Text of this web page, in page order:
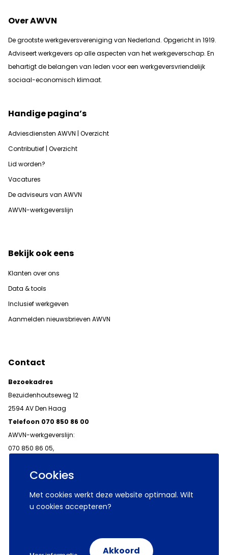
Cookies
Met cookies werkt deze website optimaal. Wilt
u cookies accepteren?
Akkoord
Over AWVN
De grootste werkgeversvereniging van Nederland. Opgericht in 1919.
Adviseert werkgevers op alle aspecten van het werkgeverschap. En
behartigt de belangen van leden voor een werkgeversvriendelijk
sociaal-economisch klimaat.
Handige pagina’s
Adviesdiensten AWVN | Overzicht
Contributief | Overzicht
Lid worden?
Vacatures
De adviseurs van AWVN
AWVN-werkgeverslijn
Bekijk ook eens
Klanten over ons
Data & tools
Inclusief werkgeven
Aanmelden nieuwsbrieven AWVN
Contact
Bezoekadres
Bezuidenhoutseweg 12
2594 AV Den Haag
Telefoon 070 850 86 00
AWVN-werkgeverslijn:
070 850 86 05,
© 2026 AWVN